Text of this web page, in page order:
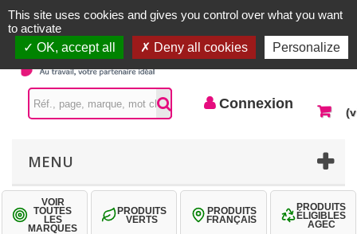
Contactez-nous
Connexion
MENU
VOIR
TOUTES
LES
MARQUES
PRODUITS
VERTS
PRODUITS
FRANÇAIS
PRODUITS
ÉLIGIBLES
AGEC
This site uses cookies and gives you control over what you want
to activate
OK, accept all
Deny all cookies Personalize